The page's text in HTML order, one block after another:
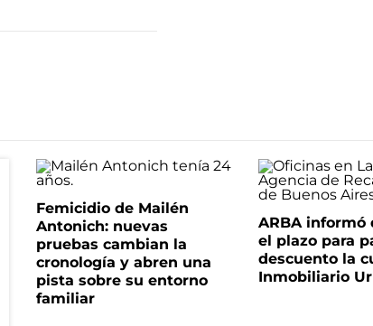
Femicidio de Mailén
Antonich: nuevas
pruebas cambian la
cronología y abren una
pista sobre su entorno
familiar
ARBA informó
el plazo para
descuento la
Inmobiliario